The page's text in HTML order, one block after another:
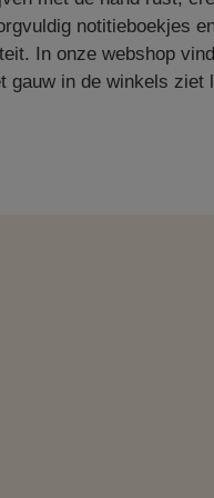
notitieboekjes
In onze webshop
gauw in de winkels ziet